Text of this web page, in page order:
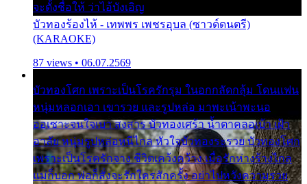
จะตั้งชื่อให้ ว่าไอ้บังเอิญ
บัวทองร้องไห้ - เทพพร เพชรอุบล (ซาวด์ดนตรี)
(KARAOKE)
87 views • 06.07.2569
บัวทองโศก เพราะเป็นโรครักรุม ในอกกลัดกลุ้ม โดนแฟน
หนุ่มหลอกเอา เขารวย และรูปหล่อ มาพะเน้าพะนอ
ออเซาะจนใจเบา สงสาร บัวทองเศร้า น้ำตาคลอเบ้า เฝ้า
อาลัย หนุ่มรูปหล่อหนีไกล หัวใจบัวทองระรวย บัวทองโศก
เพราะเป็นโรครักจาง ชีวิตเคว้งคว้าง เมื่อรักห่างร้างไกล
แม่ก็บอก พ่อก็สั่งจะรักใครสักครั้ง อย่าไปหวังความรวย